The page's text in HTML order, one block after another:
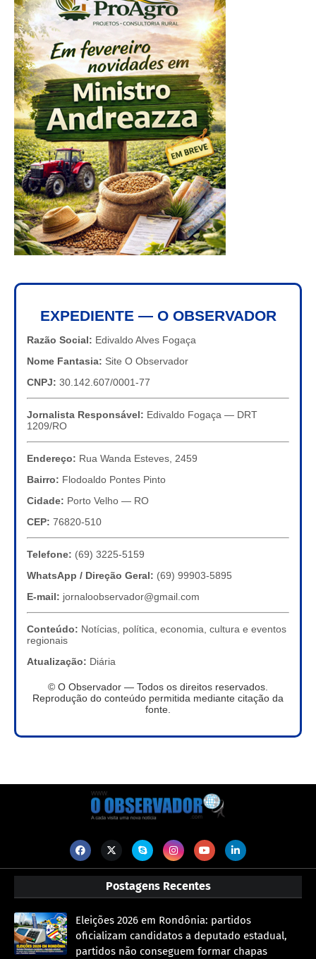
EXPEDIENTE — O OBSERVADOR
Razão Social: Edivaldo Alves Fogaça
Nome Fantasia: Site O Observador
CNPJ: 30.142.607/0001-77
Jornalista Responsável: Edivaldo Fogaça — DRT
1209/RO
Endereço: Rua Wanda Esteves, 2459
Bairro: Flodoaldo Pontes Pinto
Cidade: Porto Velho — RO
CEP: 76820-510
Telefone: (69) 3225-5159
WhatsApp / Direção Geral: (69) 99903-5895
E-mail: jornaloobservador@gmail.com
Conteúdo: Notícias, política, economia, cultura e eventos
regionais
Atualização: Diária
© O Observador — Todos os direitos reservados.
Reprodução do conteúdo permitida mediante citação da
fonte.
Postagens Recentes
Eleições 2026 em Rondônia: partidos
oficializam candidatos a deputado estadual,
partidos não conseguem formar chapas